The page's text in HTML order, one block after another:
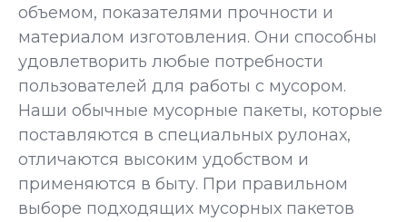
объемом, показателями прочности и
материалом изготовления. Они способны
удовлетворить любые потребности
пользователей для работы с мусором.
Наши обычные мусорные пакеты, которые
поставляются в специальных рулонах,
отличаются высоким удобством и
применяются в быту. При правильном
выборе подходящих мусорных пакетов